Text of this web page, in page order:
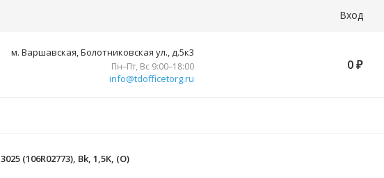
Вход
м. Варшавская, Болотниковская ул., д.5к3
Пн–Пт, Вс 9:00–18:00
info@tdofficetorg.ru
0 ₽
(106R02773), Bk, 1,5K, (О)